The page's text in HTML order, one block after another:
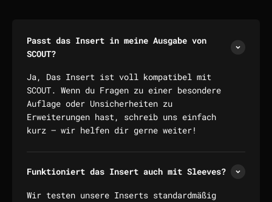
Passt das Insert in meine Ausgabe von
SCOUT?
Ja, Das Insert ist voll kompatibel mit
SCOUT. Wenn du Fragen zu einer besondere
Auflage oder Unsicherheiten zu
Erweiterungen hast, schreib uns einfach
kurz — wir helfen dir gerne weiter!
Funktioniert das Insert auch mit Sleeves?
Wir testen unsere Inserts standardmäßig